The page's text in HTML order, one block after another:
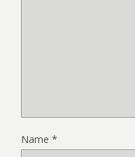
Name *